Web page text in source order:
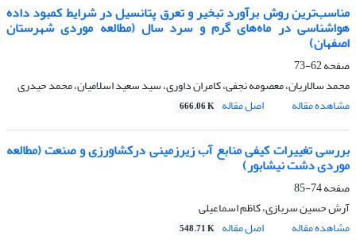
مناسب‌ترین روش برآورد تبخیر و تعرق پتانسیل در شرایط کمبود داده
هواشناسی در ماه‌های گرم و سرد سال (مطالعه موردی شهرستان
اصفهان)
صفحه62-73
محمد سالاریان، معصومه نجفی، کامران داوری، سید سعید اسلامیان، محمد حیدری
مشاهده مقاله
اصل مقاله 666.06 K
بررسی تغییرات کیفی منابع آب زیرزمینی درکشاورزی و صنعت (مطالعه
موردی دشت نیشابور)
صفحه74-85
آرش حسین سربازی، کاظم اسماعیلی
مشاهده مقاله
اصل مقاله 548.71 K